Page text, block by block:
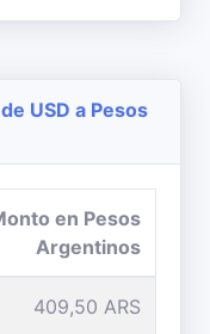
USD a Pesos
en Pesos
Argentinos
409,50 ARS